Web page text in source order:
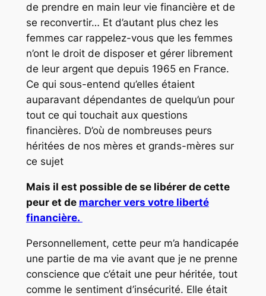
de prendre en main leur vie financière et de
se reconvertir… Et d’autant plus chez les
femmes car rappelez-vous que les femmes
n’ont le droit de disposer et gérer librement
de leur argent que depuis 1965 en France.
Ce qui sous-entend qu’elles étaient
auparavant dépendantes de quelqu’un pour
tout ce qui touchait aux questions
financières. D’où de nombreuses peurs
héritées de nos mères et grands-mères sur
ce sujet
Mais il est possible de se libérer de cette
peur et de marcher vers votre liberté
financière.
Personnellement, cette peur m’a handicapée
une partie de ma vie avant que je ne prenne
conscience que c’était une peur héritée, tout
comme le sentiment d’insécurité. Elle était